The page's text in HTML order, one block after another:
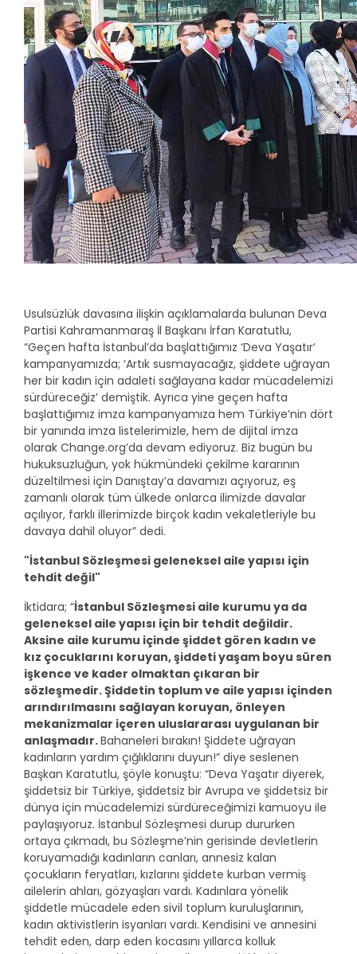
Usulsüzlük davasına ilişkin açıklamalarda bulunan Deva
Partisi Kahramanmaraş İl Başkanı İrfan Karatutlu,
“Geçen hafta İstanbul’da başlattığımız ‘Deva Yaşatır’
kampanyamızda; ‘Artık susmayacağız, şiddete uğrayan
her bir kadın için adaleti sağlayana kadar mücadelemizi
sürdüreceğiz’ demiştik. Ayrıca yine geçen hafta
başlattığımız imza kampanyamıza hem Türkiye’nin dört
bir yanında imza listelerimizle, hem de dijital imza
olarak Change.org’da devam ediyoruz. Biz bugün bu
hukuksuzluğun, yok hükmündeki çekilme kararının
düzeltilmesi için Danıştay’a davamızı açıyoruz, eş
zamanlı olarak tüm ülkede onlarca ilimizde davalar
açılıyor, farklı illerimizde birçok kadın vekaletleriyle bu
davaya dahil oluyor” dedi.
"İstanbul Sözleşmesi geleneksel aile yapısı için
tehdit değil"
İktidara; “İstanbul Sözleşmesi aile kurumu ya da
geleneksel aile yapısı için bir tehdit değildir.
Aksine aile kurumu içinde şiddet gören kadın ve
kız çocuklarını koruyan, şiddeti yaşam boyu süren
işkence ve kader olmaktan çıkaran bir
sözleşmedir. Şiddetin toplum ve aile yapısı içinden
arındırılmasını sağlayan koruyan, önleyen
mekanizmalar içeren uluslararası uygulanan bir
anlaşmadır.Bahaneleri bırakın! Şiddete uğrayan
kadınların yardım çığlıklarını duyun!” diye seslenen
Başkan Karatutlu, şöyle konuştu: “Deva Yaşatır diyerek,
şiddetsiz bir Türkiye, şiddetsiz bir Avrupa ve şiddetsiz bir
dünya için mücadelemizi sürdüreceğimizi kamuoyu ile
paylaşıyoruz. İstanbul Sözleşmesi durup dururken
ortaya çıkmadı, bu Sözleşme’nin gerisinde devletlerin
koruyamadığı kadınların canları, annesiz kalan
çocukların feryatları, kızlarını şiddete kurban vermiş
ailelerin ahları, gözyaşları vardı. Kadınlara yönelik
şiddetle mücadele eden sivil toplum kuruluşlarının,
kadın aktivistlerin isyanları vardı. Kendisini ve annesini
tehdit eden, darp eden kocasını yıllarca kolluk